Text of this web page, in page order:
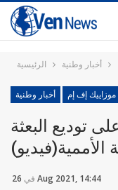
الرئيسية أخبار وطنية
أخبار وطنية موزاييك إف إم
توديع البعثة
الأممية(فيديو)
في 26 Aug 2021, 14:44